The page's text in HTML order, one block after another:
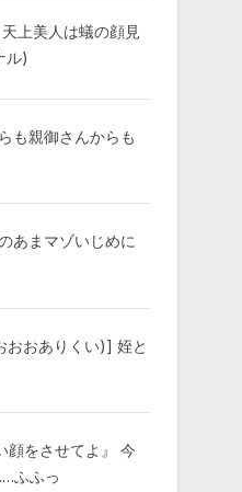
上美人は蟻の顔見
ル)
も親御さんからも
あまマゾいじめに
おおありくい)] 姪と
顔をさせてよ』 今
ふふっ